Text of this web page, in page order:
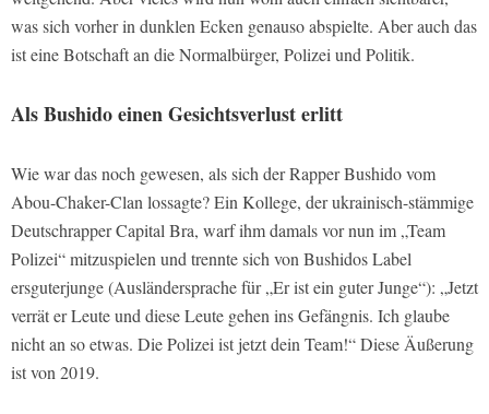
was sich vorher in dunklen Ecken genauso abspielte. Aber auch das
ist eine Botschaft an die Normalbürger, Polizei und Politik.
Als Bushido einen Gesichtsverlust erlitt
Wie war das noch gewesen, als sich der Rapper Bushido vom
Abou-Chaker-Clan lossagte? Ein Kollege, der ukrainisch-stämmige
Deutschrapper Capital Bra, warf ihm damals vor nun im „Team
Polizei“ mitzuspielen und trennte sich von Bushidos Label
ersguterjunge (Ausländersprache für „Er ist ein guter Junge“): „Jetzt
verrät er Leute und diese Leute gehen ins Gefängnis. Ich glaube
nicht an so etwas. Die Polizei ist jetzt dein Team!“ Diese Äußerung
ist von 2019.